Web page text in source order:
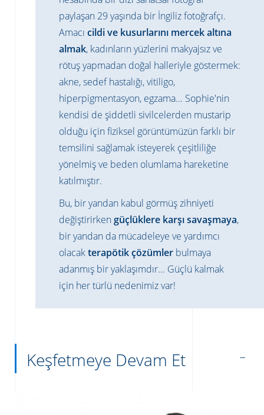
paylaşan 29 yaşında bir İngiliz fotoğrafçı.
Amacı cildi ve kusurlarını mercek altına
almak, kadınların yüzlerini makyajsız ve
rötuş yapmadan doğal halleriyle göstermek:
akne, sedef hastalığı, vitiligo,
hiperpigmentasyon, egzama... Sophie'nin
kendisi de şiddetli sivilcelerden mustarip
olduğu için fiziksel görüntümüzün farklı bir
temsilini sağlamak isteyerek çeşitliliğe
yönelmiş ve beden olumlama hareketine
katılmıştır.
Bu, bir yandan kabul görmüş zihniyeti
değiştirirkengüçlüklere karşı savaşmaya,
bir yandan da mücadeleye ve yardımcı
olacakterapötik çözümler bulmaya
adanmış bir yaklaşımdır... Güçlü kalmak
için her türlü nedenimiz var!
Keşfetmeye Devam Et